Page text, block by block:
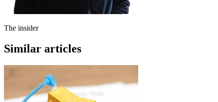
The insider
Similar articles